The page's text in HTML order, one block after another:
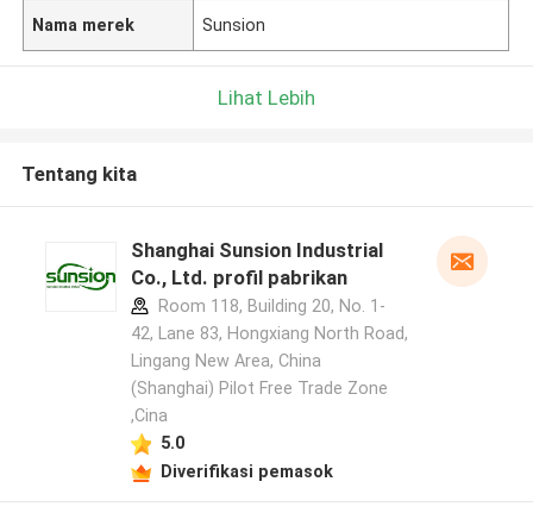
Nama merek Sunsion
Lihat Lebih
Tentang kita
Shanghai Sunsion Industrial
Co., Ltd. profil pabrikan
Room 118, Building 20, No. 1-
42, Lane 83, Hongxiang North Road,
Lingang New Area, China
(Shanghai) Pilot Free Trade Zone
,Cina
5.0
Diverifikasi pemasok